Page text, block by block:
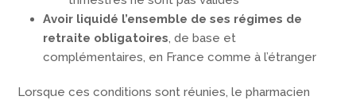
Avoir liquidé l’ensemble de ses régimes de
retraite obligatoires, de base et
complémentaires, en France comme à l’étranger
Lorsque ces conditions sont réunies, le pharmacien